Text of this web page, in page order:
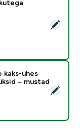
Taskutega
naiste kaks-ühes
kaks-ühes
– mustad